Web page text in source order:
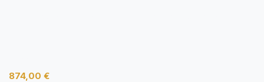
874,00 €